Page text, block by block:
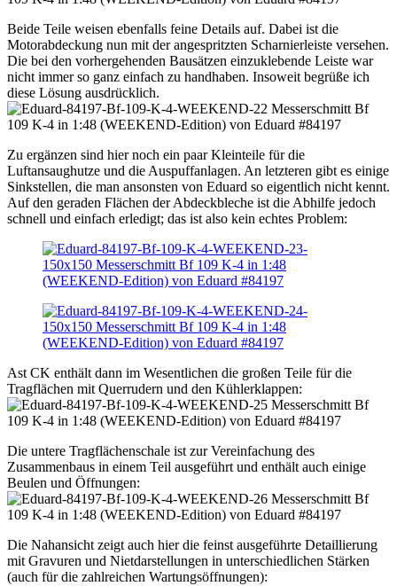
Beide Teile weisen ebenfalls feine Details auf. Dabei ist die
Motorabdeckung nun mit der angespritzten Scharnierleiste versehen.
Die bei den vorhergehenden Bausätzen einzuklebende Leiste war
nicht immer so ganz einfach zu handhaben. Insoweit begrüße ich
diese Lösung ausdrücklich.
Zu ergänzen sind hier noch ein paar Kleinteile für die
Luftansaughutze und die Auspuffanlagen. An letzteren gibt es einige
Sinkstellen, die man ansonsten von Eduard so eigentlich nicht kennt.
Auf den geraden Flächen der Abdeckbleche ist die Abhilfe jedoch
schnell und einfach erledigt; das ist also kein echtes Problem:
Ast CK enthält dann im Wesentlichen die großen Teile für die
Tragflächen mit Querrudern und den Kühlerklappen:
Die untere Tragflächenschale ist zur Vereinfachung des
Zusammenbaus in einem Teil ausgeführt und enthält auch einige
Beulen und Öffnungen:
Die Nahansicht zeigt auch hier die feinst ausgeführte Detaillierung
mit Gravuren und Nietdarstellungen in unterschiedlichen Stärken
(auch für die zahlreichen Wartungsöffnungen):